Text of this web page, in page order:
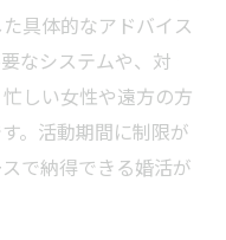
具体的なアドバイス
なシステムや、対
しい女性や遠方の方
。活動期間に制限が
で納得できる婚活が